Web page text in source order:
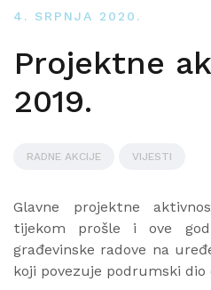
4. SRPNJA 2020.
Projektne
2019.
RADNE AKCIJE VIJESTI
Glavne projektne
tijekom prošle i ove
građevinske radove na
koji povezuje podrumski